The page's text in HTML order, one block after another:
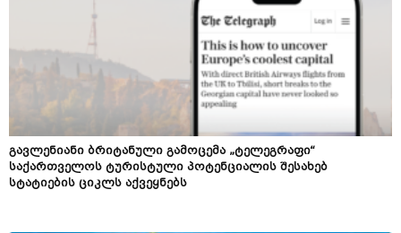
გავლენიანი ბრიტანული გამოცემა „ტელეგრაფი“
საქართველოს ტურისტული პოტენციალის შესახებ
სტატიების ციკლს აქვეყნებს